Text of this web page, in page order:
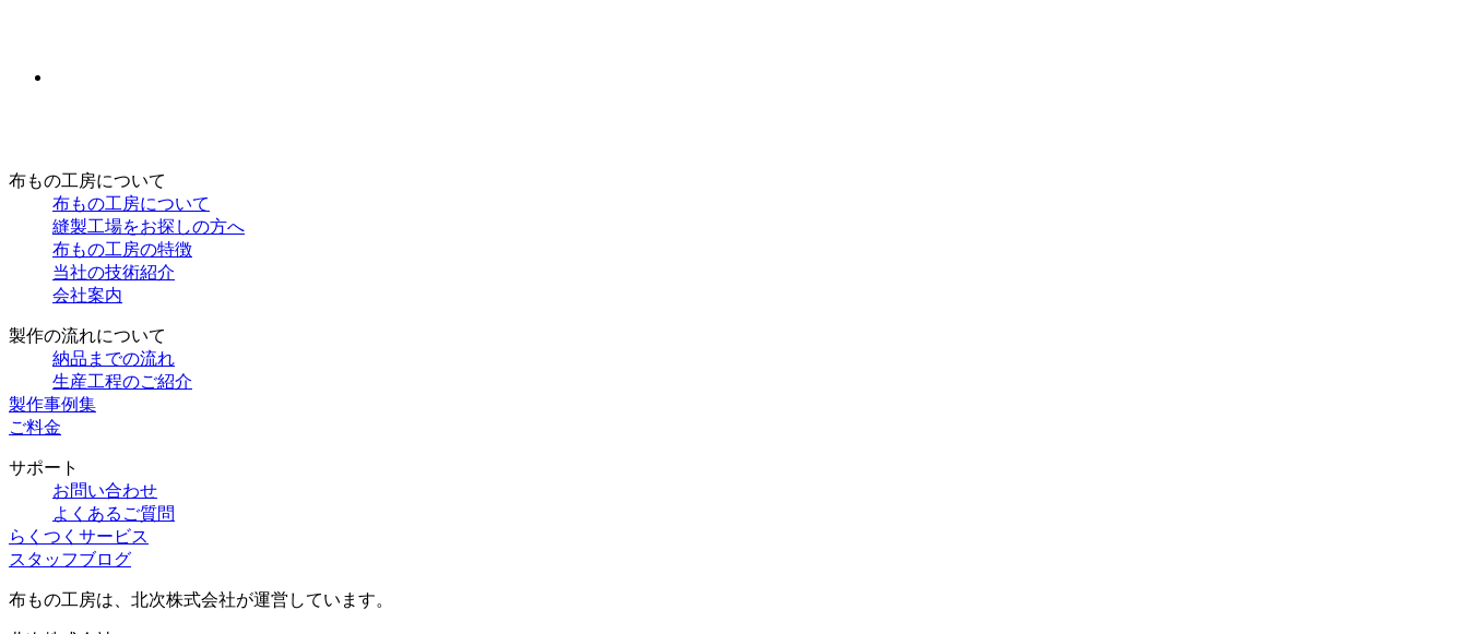
布もの工房について
布もの工房について
縫製工場をお探しの方へ
布もの工房の特徴
当社の技術紹介
会社案内
製作の流れについて
納品までの流れ
生産工程のご紹介
製作事例集
ご料金
サポート
お問い合わせ
よくあるご質問
らくつくサービス
スタッフブログ
布もの工房は、北次株式会社が運営しています。